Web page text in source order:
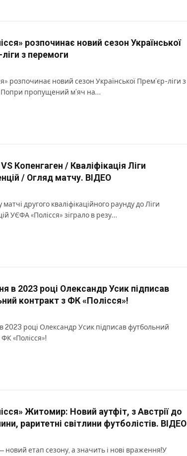
розпочинає новий сезон Української
з перемоги
розпочинає новий сезон Української Прем’єр-ліги з
Попри пропущений м’яч на…
Копенгаген / Кваліфікація Ліги
/ Огляд матчу. ВІДЕО
другого кваліфікаційного раунду до Ліги
УЄФА «Полісся» зіграло в резу…
в 2023 році Олександр Усик підписав
контракт з ФК «Полісся»!
2023 році Олександр Усик підписав футбольний
«Полісся»!
Житомир: Новий аутфіт, з Австрії до
раритетні світлини футболістів. ВІДЕО
новий етап сезону, а значить і нові враження!У